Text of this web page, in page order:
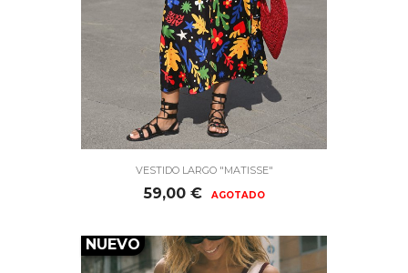
VESTIDO LARGO "MATISSE"
Precio
59,00 € AGOTADO
NUEVO